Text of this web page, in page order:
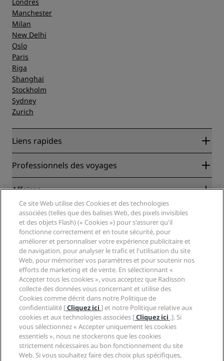
Manchester
Milan
New Delhi
Oslo
Paris
Riga
Shanghai
Stockholm
Sydney
Zurich
Liens rapides
Radisson Rewards
Blog
Nouveaux et futurs hôtels
Application Radisson Hotels
Hôtels adaptés aux sportifs
Hôtels adaptés aux Familles
Santé et sécurité
Professionnels des voyages
Partenaires
Agents de voyages
Affaires
Radisson Hotel Group
Médias
Carrières RHG
Carrières PPHE
Carrières EHL
The Club by RHG
Opportunités de développement
Entreprise responsable
Approvisionnement
Légal
Centre de confidentialité
Mentions légales
Conditions générales Radisson Rewards
Contrat d’utilisation du site
Accessibilité numérique
Déclaration sur l’esclavage moderne
Aide
Avis aux consommateurs
Contact
FAQ
Plan du site
Médias sociaux
Marques Radisson Hotels
Ce site Web utilise des Cookies et des technologies
associées (telles que des balises Web, des pixels invisibles
et des objets Flash) (« Cookies ») pour s'assurer qu'il
fonctionne correctement et en toute sécurité, pour
améliorer et personnaliser votre expérience publicitaire et
de navigation, pour analyser le trafic et l'utilisation du site
Web, pour mémoriser vos paramètres et pour soutenir nos
efforts de marketing et de vente. En sélectionnant «
Accepter tous les cookies », vous acceptez que Radisson
collecte des données vous concernant et utilise des
Cookies comme décrit dans notre Politique de
confidentialité [Cliquez ici] et notre Politique relative aux
cookies et aux technologies associées [Cliquez ici .]. Si
vous sélectionnez « Accepter uniquement les cookies
essentiels », nous ne stockerons que les cookies
strictement nécessaires au bon fonctionnement du site
Web. Si vous souhaitez faire des choix plus spécifiques,